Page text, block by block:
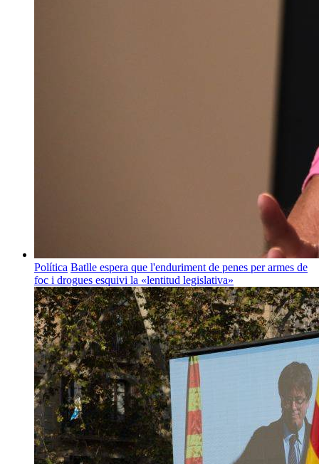
Política Batlle espera que l'enduriment de penes per armes de
foc i drogues esquivi la «lentitud legislativa»